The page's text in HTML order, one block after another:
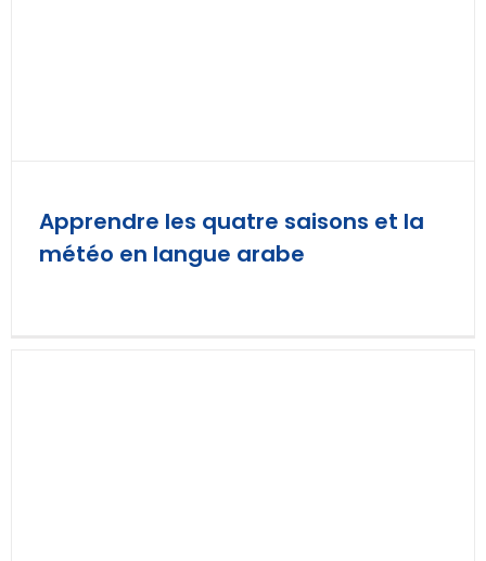
Apprendre les quatre saisons et la
météo en langue arabe